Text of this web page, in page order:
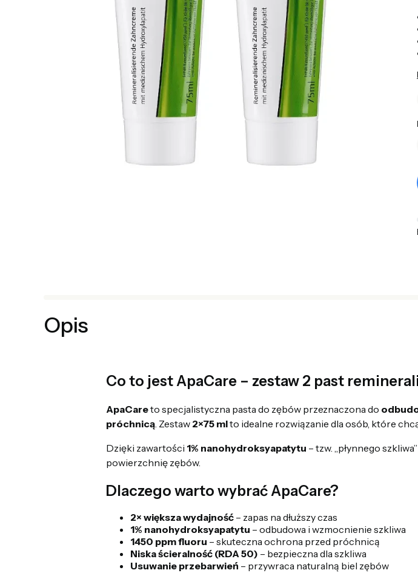
Opis
Co to jest ApaCare – zestaw 2 past
ApaCareto specjalistyczna pasta do zębów przeznaczona do
próchnicą. Zestaw 2×75 mlto idealne rozwiązanie dla osób, które
Dzięki zawartości 1% nanohydroksyapatytu – tzw. „płynnego
powierzchnię zębów.
Dlaczego warto wybrać ApaCare?
2× większa wydajność– zapas na dłuższy czas
1% nanohydroksyapatytu – odbudowa i wzmocnienie szkliwa
1450 ppm fluoru – skuteczna ochrona przed próchnicą
Niska ścieralność (RDA 50) – bezpieczna dla szkliwa
Usuwanie przebarwień – przywraca naturalną biel zębów